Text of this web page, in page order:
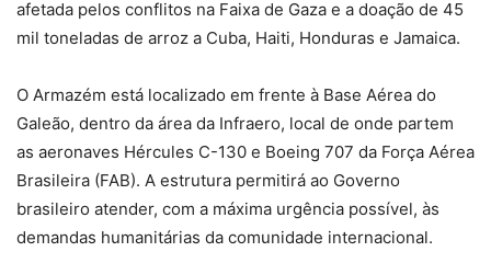
afetada pelos conflitos na Faixa de Gaza e a doação de 45
mil toneladas de arroz a Cuba, Haiti, Honduras e Jamaica.
O Armazém está localizado em frente à Base Aérea do
Galeão, dentro da área da Infraero, local de onde partem
as aeronaves Hércules C-130 e Boeing 707 da Força Aérea
Brasileira (FAB). A estrutura permitirá ao Governo
brasileiro atender, com a máxima urgência possível, às
demandas humanitárias da comunidade internacional.